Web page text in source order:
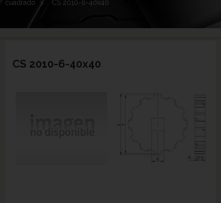
cuadrado
> CS 2010-6-40x40
CS 2010-6-40x40